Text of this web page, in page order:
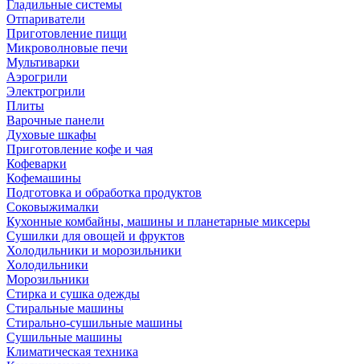
Гладильные системы
Отпариватели
Приготовление пищи
Микроволновые печи
Мультиварки
Аэрогрили
Электрогрили
Плиты
Варочные панели
Духовые шкафы
Приготовление кофе и чая
Кофеварки
Кофемашины
Подготовка и обработка продуктов
Соковыжималки
Кухонные комбайны, машины и планетарные миксеры
Сушилки для овощей и фруктов
Холодильники и морозильники
Холодильники
Морозильники
Стирка и сушка одежды
Стиральные машины
Стирально-сушильные машины
Сушильные машины
Климатическая техника